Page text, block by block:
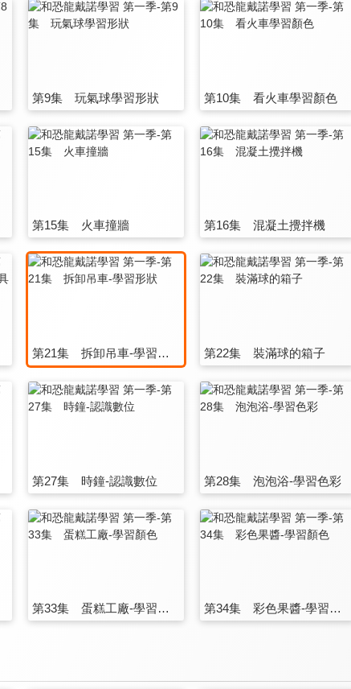
第9集 玩氣球學習形狀 第10集 看火車學習顏色
第15集 火車撞牆 第16集 混凝土攪拌機
第21集 拆卸吊車-學習形狀 第22集 裝滿球的箱子
第27集 時鐘-認識數位 第28集 泡泡浴-學習色彩
第33集 蛋糕工廠-學習顏色 第34集 彩色果醬-學習顏色